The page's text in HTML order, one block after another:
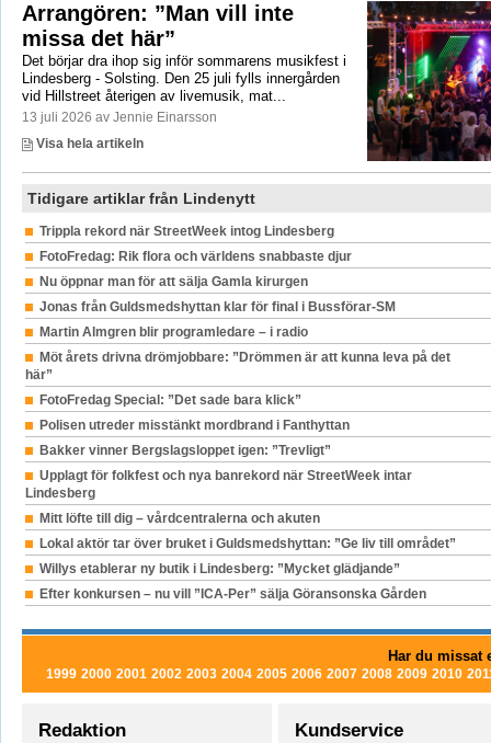
Arrangören: ”Man vill inte
missa det här”
Det börjar dra ihop sig inför sommarens musikfest i
Lindesberg - Solsting. Den 25 juli fylls innergården
vid Hillstreet återigen av livemusik, mat...
13 juli 2026 av Jennie Einarsson
Visa hela artikeln
Tidigare artiklar från Lindenytt
Trippla rekord när StreetWeek intog Lindesberg
FotoFredag: Rik flora och världens snabbaste djur
Nu öppnar man för att sälja Gamla kirurgen
Jonas från Guldsmedshyttan klar för final i Bussförar-SM
Martin Almgren blir programledare – i radio
Möt årets drivna drömjobbare: ”Drömmen är att kunna leva på det
här”
FotoFredag Special: ”Det sade bara klick”
Polisen utreder misstänkt mordbrand i Fanthyttan
Bakker vinner Bergslagsloppet igen: ”Trevligt”
Upplagt för folkfest och nya banrekord när StreetWeek intar
Lindesberg
Mitt löfte till dig – vårdcentralerna och akuten
Lokal aktör tar över bruket i Guldsmedshyttan: ”Ge liv till området”
Willys etablerar ny butik i Lindesberg: ”Mycket glädjande”
Efter konkursen – nu vill ”ICA-Per” sälja Göransonska Gården
Har du missat
1999 2000 2001 2002 2003 2004 2005 2006 2007 2008 2009 2010
Redaktion Kundservice